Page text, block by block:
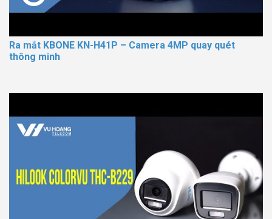
Ra mắt KBONE KN-H41P – Camera 4MP quay quét
thông minh